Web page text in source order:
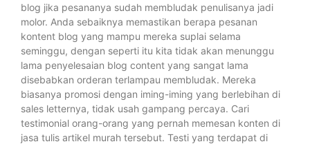
blog jika pesananya sudah membludak penulisanya jadi
molor. Anda sebaiknya memastikan berapa pesanan
kontent blog yang mampu mereka suplai selama
seminggu, dengan seperti itu kita tidak akan menunggu
lama penyelesaian blog content yang sangat lama
disebabkan orderan terlampau membludak. Mereka
biasanya promosi dengan iming-iming yang berlebihan di
sales letternya, tidak usah gampang percaya. Cari
testimonial orang-orang yang pernah memesan konten di
jasa tulis artikel murah tersebut. Testi yang terdapat di